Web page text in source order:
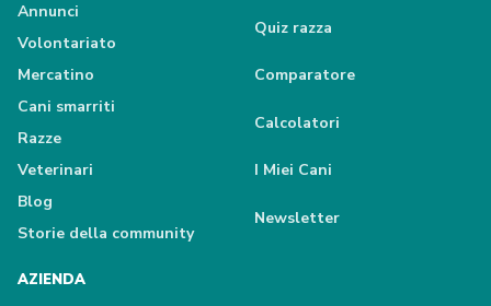
Annunci
Volontariato
Mercatino
Cani smarriti
Razze
Veterinari
Blog
Storie della community
Quiz razza
Comparatore
Calcolatori
I Miei Cani
Newsletter
AZIENDA